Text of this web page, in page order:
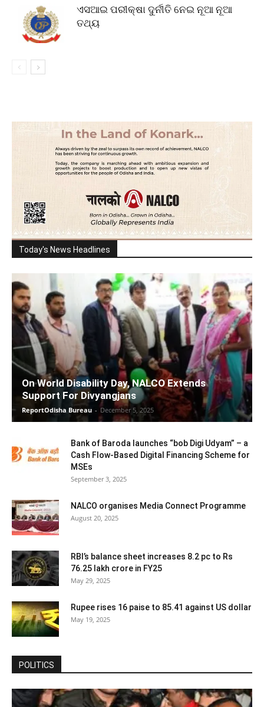
ଏସଆଇ ପରୀକ୍ଷା ଦୁର୍ନୀତି ନେଇ ନୂଆ ନୂଆ
ତଥ୍ୟ
Today's News Headlines
On World Disability Day, NALCO Extends
Support For Divyangjans
ReportOdisha Bureau - December 5, 2025
Bank of Baroda launches “bob Digi Udyam” – a
Cash Flow-Based Digital Financing Scheme for
MSEs
September 3, 2025
NALCO organises Media Connect Programme
August 20, 2025
RBI’s balance sheet increases 8.2 pc to Rs
76.25 lakh crore in FY25
May 29, 2025
Rupee rises 16 paise to 85.41 against US dollar
May 19, 2025
POLITICS